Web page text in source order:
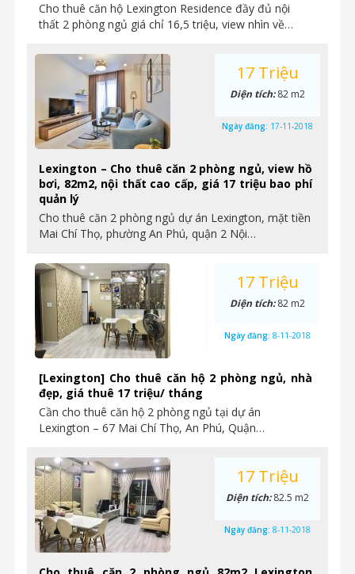
Cho thuê căn hộ Lexington Residence đầy đủ nội
thất 2 phòng ngủ giá chỉ 16,5 triệu, view nhìn về…
Lexington – Cho thuê căn 2 phòng ngủ, view hồ
bơi, 82m2, nội thất cao cấp, giá 17 triệu bao phí
quản lý
Cho thuê căn 2 phòng ngủ dự án Lexington, mặt tiền
Mai Chí Thọ, phường An Phú, quận 2 Nội…
17 Triệu
Diện tích:82 m2
Ngày đăng: 17-11-2018
[Lexington] Cho thuê căn hộ 2 phòng ngủ, nhà
đẹp, giá thuê 17 triệu/ tháng
Cần cho thuê căn hộ 2 phòng ngủ tại dự án
Lexington – 67 Mai Chí Thọ, An Phú, Quận…
17 Triệu
Diện tích:82 m2
Ngày đăng: 8-11-2018
17 Triệu
Diện tích:82.5 m2
Ngày đăng: 8-11-2018